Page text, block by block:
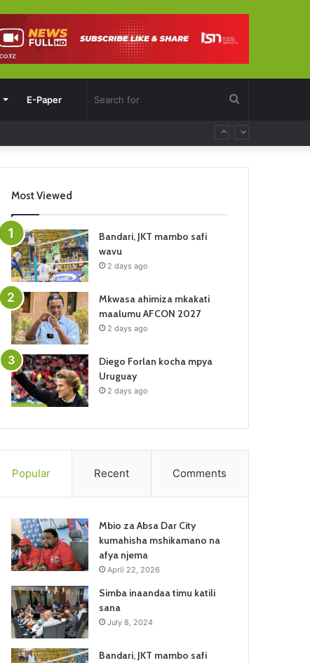
E-Paper
Most Viewed
Bandari, JKT mambo safi
wavu
2 days ago
Mkwasa ahimiza mkakati
maalumu AFCON 2027
2 days ago
Diego Forlan kocha mpya
Uruguay
2 days ago
Popular Recent Comments
Mbio za Absa Dar City
kumahisha mshikamano na
afya njema
April 22, 2026
Simba inaandaa timu katili
sana
July 8, 2024
Bandari, JKT mambo safi